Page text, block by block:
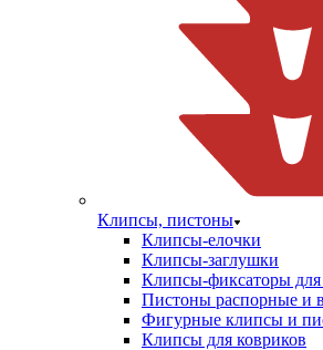
Клипсы, пистоны
Клипсы-елочки
Клипсы-заглушки
Клипсы-фиксаторы
Пистоны распорные и
Фигурные клипсы и
Клипсы для ковриков